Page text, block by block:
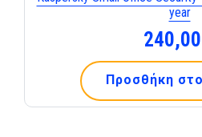
year
240,00
Προσθήκη